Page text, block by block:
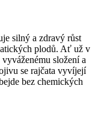
silný a zdravý růst
plodů. Ať už v
složení a
se rajčata vyvíjejí
bez chemických